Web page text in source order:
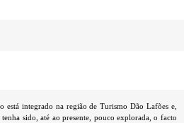
está integrado na região de Turismo Dão Lafões e,
sido, até ao presente, pouco explorada, o facto